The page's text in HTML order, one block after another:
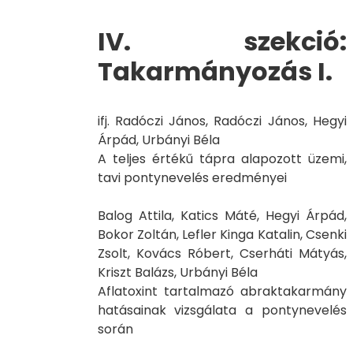
IV. szekció:
Takarmányozás I.
ifj. Radóczi János, Radóczi János, Hegyi
Árpád, Urbányi Béla
A teljes értékű tápra alapozott üzemi,
tavi pontynevelés eredményei
Balog Attila, Katics Máté, Hegyi Árpád,
Bokor Zoltán, Lefler Kinga Katalin, Csenki
Zsolt, Kovács Róbert, Cserháti Mátyás,
Kriszt Balázs, Urbányi Béla
Aflatoxint tartalmazó abraktakarmány
hatásainak vizsgálata a pontynevelés
során